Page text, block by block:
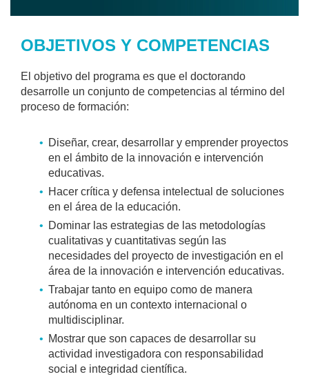
OBJETIVOS Y COMPETENCIAS
El objetivo del programa es que el doctorando
desarrolle un conjunto de competencias al término del
proceso de formación:
Diseñar, crear, desarrollar y emprender proyectos
en el ámbito de la innovación e intervención
educativas.
Hacer crítica y defensa intelectual de soluciones
en el área de la educación.
Dominar las estrategias de las metodologías
cualitativas y cuantitativas según las
necesidades del proyecto de investigación en el
área de la innovación e intervención educativas.
Trabajar tanto en equipo como de manera
autónoma en un contexto internacional o
multidisciplinar.
Mostrar que son capaces de desarrollar su
actividad investigadora con responsabilidad
social e integridad científica.